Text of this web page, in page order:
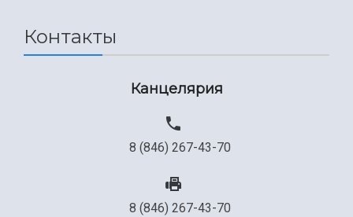
Сведения об образовательной организации
Контакты
Канцелярия
8 (846) 267-43-70
8 (846) 267-43-70